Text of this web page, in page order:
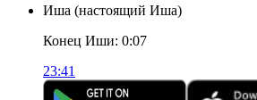
Иша (настоящий Иша)
Конец Иши: 0:07
23:41